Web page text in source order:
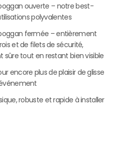
ouverte – notre best-
polyvalentes
fermée – entièrement
et de filets de sécurité,
sûre tout en restant bien visible
encore plus de plaisir de glisse
robuste et rapide à installer